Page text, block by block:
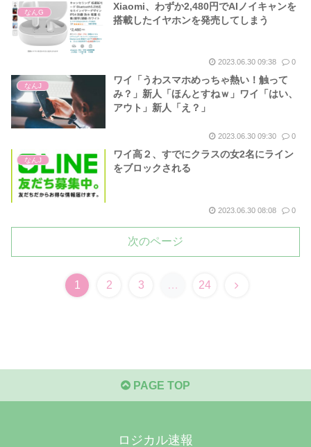
なんG
Xiaomi、わずか2,480円でAIノイキャンを
搭載したイヤホンを発売してしまう
2023.06.30 09:38 0
なんJ
ワイ「うわスマホめっちゃ熱い！触って
み？」新人「ほんとすねｗ」ワイ「はい、
アウト」新人「え？」
2023.06.30 09:30 0
なんJ
ワイ高２、すでにクラスの女2名にライン
をブロックされる
2023.06.30 08:08 0
次のページ
1 2 3 … 24
次
PAGE TOP
ロジカル速報